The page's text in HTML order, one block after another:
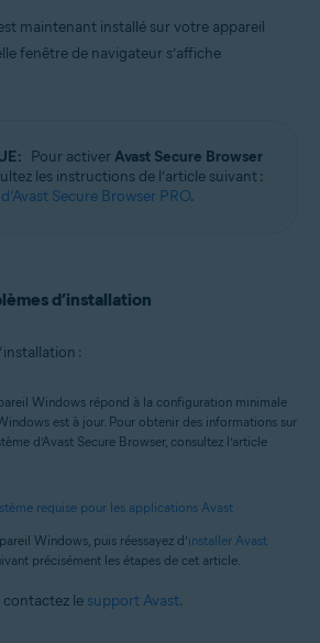
maintenant installé sur votre appareil
fenêtre de navigateur s’affiche
Pour activerAvast Secure Browser
les instructions de l’article suivant :
Secure Browser PRO.
d’installation
:
Windows répond à la configuration minimale
est à jour. Pour obtenir des informations sur
d’Avast Secure Browser, consultez l’article
requise pour les applications Avast
Windows, puis réessayez d’installer Avast
précisément les étapes de cet article.
contactez le support Avast.